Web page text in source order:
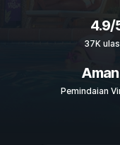
4.9/
37K
Aman
Pemindaian